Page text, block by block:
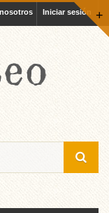
+
Iniciar sesión